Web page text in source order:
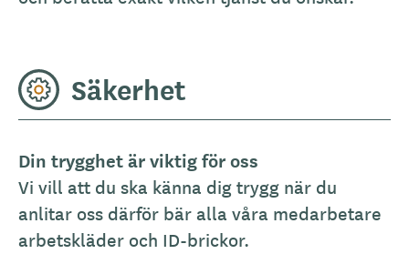
Säkerhet
Din trygghet är viktig för oss
Vi vill att du ska känna dig trygg när du
anlitar oss därför bär alla våra medarbetare
arbetskläder och ID-brickor.